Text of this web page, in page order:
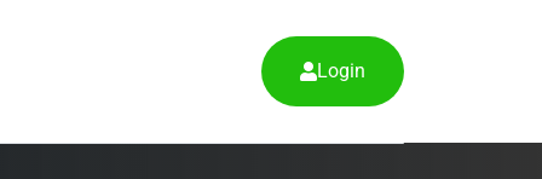
Login